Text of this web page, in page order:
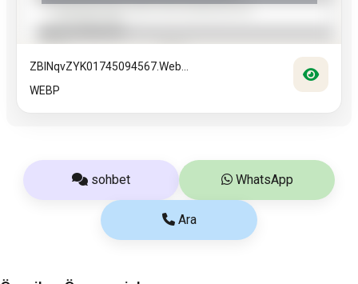
ZBlNqvZYK01745094567.web...
WEBP
sohbet WhatsApp
Ara